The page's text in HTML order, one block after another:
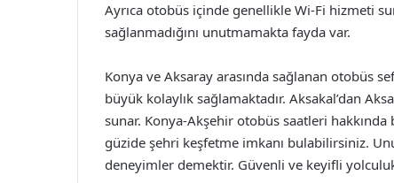
Ayrıca otobüs içinde genellikle Wi-Fi hizmeti
sağlanmadığını unutmamakta fayda var.
Konya ve Aksaray arasında sağlanan otobüs
büyük kolaylık sağlamaktadır. Aksakal’dan
sunar. Konya-Akşehir otobüs saatleri
güzide şehri keşfetme imkanı bulabilirsiniz.
deneyimler demektir. Güvenli ve keyifli